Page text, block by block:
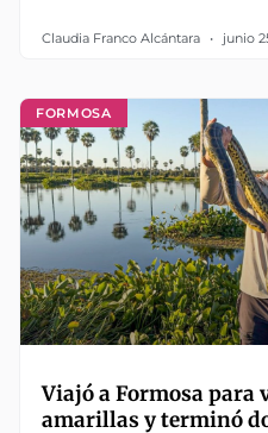
Claudia Franco Alcántara junio
FORMOSA
Viajó a Formosa para
amarillas y terminó